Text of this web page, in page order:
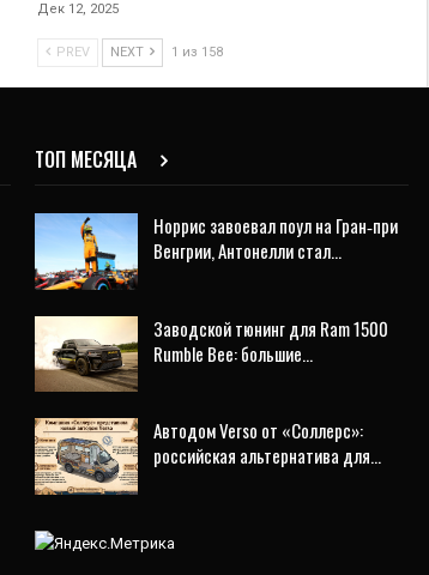
Дек 12, 2025
PREV NEXT 1 из 158
ТОП МЕСЯЦА
Норрис завоевал поул на Гран‑при
Венгрии, Антонелли стал…
Заводской тюнинг для Ram 1500
Rumble Bee: большие…
Автодом Verso от «Соллерс»:
российская альтернатива для…